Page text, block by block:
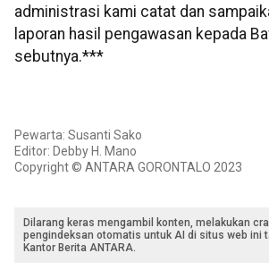
administrasi kami catat dan
laporan hasil pengawasan kepada
sebutnya.***
Pewarta: Susanti Sako
Editor: Debby H. Mano
Copyright © ANTARA GORONTALO 2023
Dilarang keras mengambil konten, melakukan
pengindeksan otomatis untuk AI di situs web ini
Kantor Berita ANTARA.